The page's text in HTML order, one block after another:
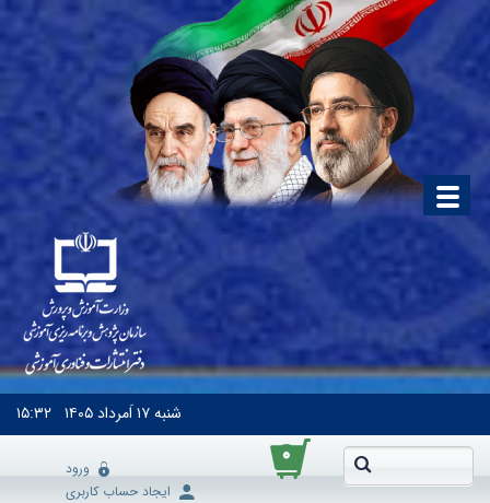
شنبه۱۷ اَمرداد ۱۴۰۵ ۱۵:۳۲
۰
ورود
ایجاد حساب کاربری